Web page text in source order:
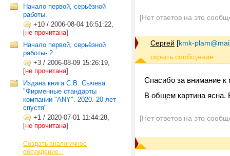
Начало первой, серьёзной
работы.
+10 / 2006-08-04 16:51:22,
[не прочитана]
Начало первой, серьёзной
работы- 2
+3 / 2006-08-09 15:26:19,
[не прочитана]
Издана книга С.В. Сычева
"Фирменные стандарты
компании "ANY". 2020. 20 лет
спустя"
+1 / 2020-07-01 11:44:28,
[не прочитана]
Создать аналогичное
обсуждение...
[Нет ответов на это
Сергей [kmk-
Спасибо за внимание к
В общем картина ясна.
[Нет ответов на это